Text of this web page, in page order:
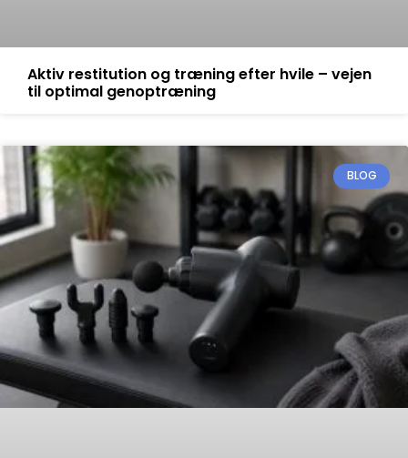
Aktiv restitution og træning efter hvile – vejen
til optimal genoptræning
BLOG